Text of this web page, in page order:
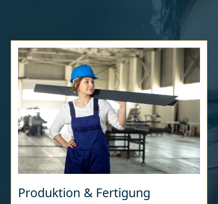
Produktion & Fertigung